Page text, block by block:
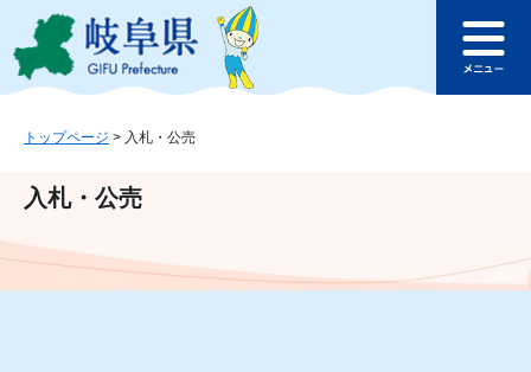
ジ
ュ
文
このページの本文へ
ュ
トップページ > 入札・公売
入札・公売